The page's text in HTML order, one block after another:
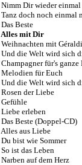
Nimm Dir wieder
doch noch einmal
Beste
Alles mit Dir
Weihnachten mit
die Welt wird sich
für's
für Euch
die Welt wird sich
der Liebe
erleben
Beste (Doppel-CD)
aus Liebe
bist wie Sommer
ist das Leben
auf dem Herz